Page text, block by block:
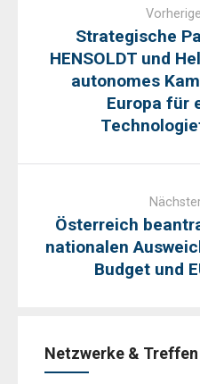
Strategische
HENSOLDT und
autonomes
Europa für
Österreich
nationalen
Budget und
Netzwerke & Treffen